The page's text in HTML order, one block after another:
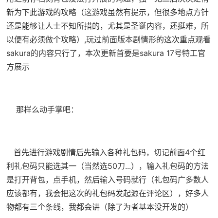
新为下此游戏的攻略（这游戏虽然有提示，但很多地点方针
还是能够让人士不知所措的，尤其是圣诞内容，还挺难，所
以便有必须做个攻略）,玩过前面版本剧情形的这次重点观看
sakura的内容只行了，本次更新首要是sakura 17号特工官
方展示
那样么动手掌吧：
首先进行游戏剧情后先输入各种礼包码，切记前面4个红
利礼包码只能选其一（当然选50刀...），输入礼包码的方法
是打开背包，点手机，然后输入号码就行（礼包码广多数人
应该都有，我会把这次的礼包码发起源在评论区），好多人
物都有三个条线，我都会讲（除了为者基本没开发的）